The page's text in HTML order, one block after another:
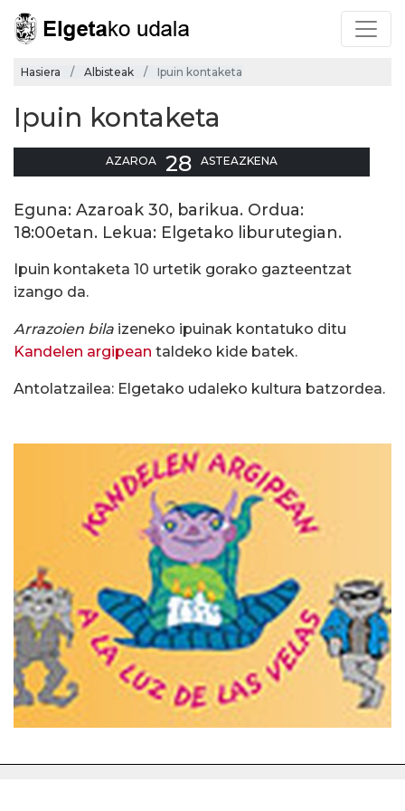
Hasiera Albisteak Ipuin kontaketa
Ipuin kontaketa
AZAROA 28 ASTEAZKENA
Eguna: Azaroak 30, barikua. Ordua:
18:00etan. Lekua: Elgetako liburutegian.
Ipuin kontaketa 10 urtetik gorako gazteentzat
izango da.
Arrazoien bila izeneko ipuinak kontatuko ditu
Kandelen argipean taldeko kide batek.
Antolatzailea: Elgetako udaleko kultura batzordea.